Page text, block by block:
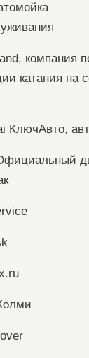
компания
катания на
КлючАвто,